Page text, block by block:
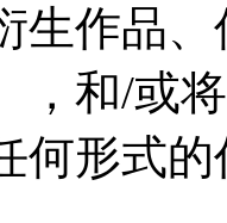
生作品
，和/或
何形式